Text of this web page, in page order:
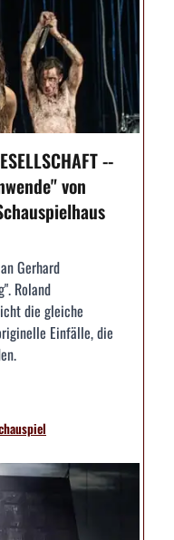
--
von
Gerhard
Roland
die gleiche
Einfälle, die